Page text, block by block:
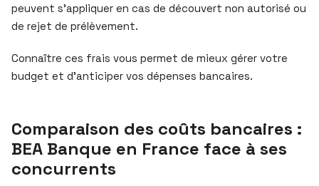
peuvent s’appliquer en cas de découvert non autorisé ou
de rejet de prélèvement.
Connaître ces frais vous permet de mieux gérer votre
budget et d’anticiper vos dépenses bancaires.
Comparaison des coûts bancaires :
BEA Banque en France face à ses
concurrents